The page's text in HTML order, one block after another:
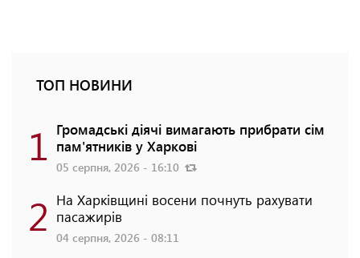
ТОП НОВИНИ
1 Громадські діячі вимагають прибрати сім
пам'ятників у Харкові
05 серпня, 2026 - 16:10
2 На Харківщині восени почнуть рахувати
пасажирів
04 серпня, 2026 - 08:11